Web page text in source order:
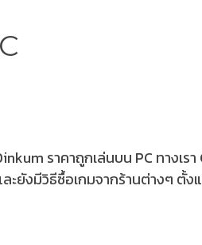
ราคาถูกเล่นบน PC ทางเ
ะยังมีวิธีซื้อเกมจากร้านต่างๆ ตั้ง